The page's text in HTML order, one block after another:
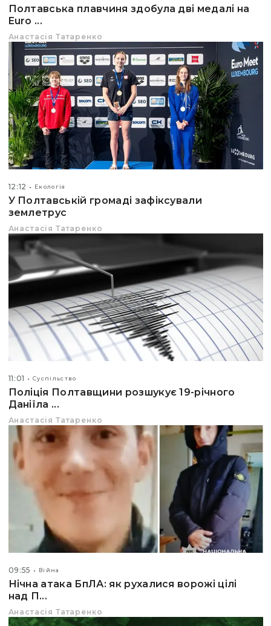
Полтавська плавчиня здобула дві медалі на
Euro ...
Анастасія Татаренко
12:12 Екологія
У Полтавській громаді зафіксували
землетрус
Анастасія Татаренко
11:01 Суспільство
Поліція Полтавщини розшукує 19-річного
Даніїла ...
Анастасія Татаренко
09:55 Війна
Нічна атака БпЛА: як рухалися ворожі цілі
над П...
Анастасія Татаренко